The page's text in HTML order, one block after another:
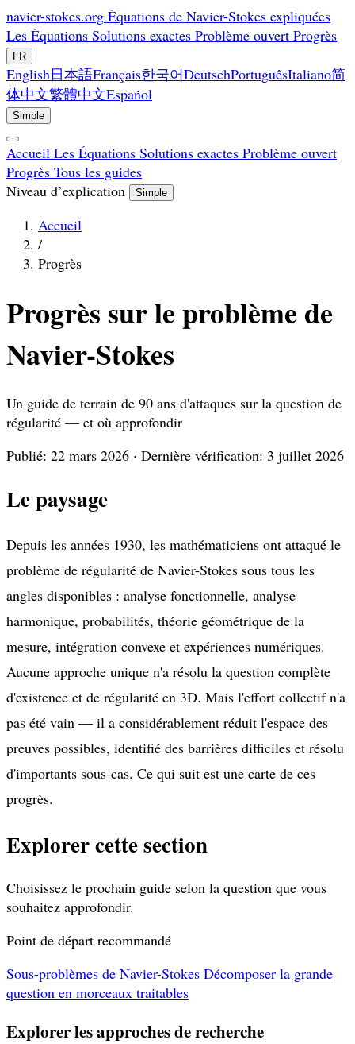
navier-stokes.org Équations de Navier-Stokes expliquées
Les Équations Solutions exactes Problème ouvert Progrès
FR
English日本語Français한국어DeutschPortuguêsItaliano简
体中文繁體中文Español
Simple
Accueil Les Équations Solutions exactes Problème ouvert
Progrès Tous les guides
Niveau d’explication
Simple
Accueil
/
Progrès
Progrès sur le problème de
Navier-Stokes
Un guide de terrain de 90 ans d'attaques sur la question de
régularité — et où approfondir
Publié: 22 mars 2026 · Dernière vérification: 3 juillet 2026
Le paysage
Depuis les années 1930, les mathématiciens ont attaqué le
problème de régularité de Navier-Stokes sous tous les
angles disponibles : analyse fonctionnelle, analyse
harmonique, probabilités, théorie géométrique de la
mesure, intégration convexe et expériences numériques.
Aucune approche unique n'a résolu la question complète
d'existence et de régularité en 3D. Mais l'effort collectif n'a
pas été vain — il a considérablement réduit l'espace des
preuves possibles, identifié des barrières difficiles et résolu
d'importants sous-cas. Ce qui suit est une carte de ces
progrès.
Explorer cette section
Choisissez le prochain guide selon la question que vous
souhaitez approfondir.
Point de départ recommandé
Sous-problèmes de Navier-Stokes Décomposer la grande
question en morceaux traitables
Explorer les approches de recherche